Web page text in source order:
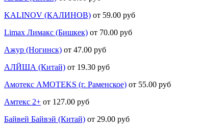
KALINOV (КАЛИНОВ) от 59.00 руб
Limax Лимакс (Бишкек) от 70.00 руб
Ажур (Ногинск) от 47.00 руб
АЛЙША (Китай) от 19.30 руб
Амотекс AMOTEKS (г. Раменское) от 55.00 руб
Амтекс 2+ от 127.00 руб
Байвей Байвэй (Китай) от 29.00 руб